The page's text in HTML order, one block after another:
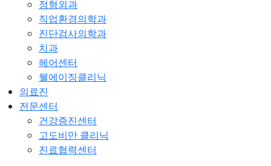
정형외과
직업환경의학과
진단검사의학과
치과
헤어센터
웰에이징클리닉
의료진
전문센터
건강증진센터
고도비만 클리닉
진료협력센터